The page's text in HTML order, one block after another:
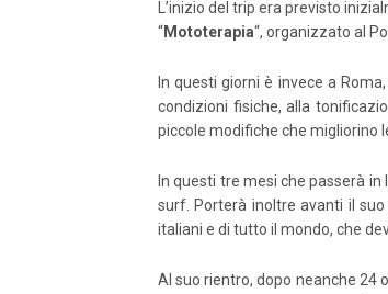
L’inizio del trip era previsto
“Mototerapia“, organizzato al
In questi giorni è invece a
condizioni fisiche, alla
piccole modifiche che migliorino
In questi tre mesi che passerà
surf. Porterà inoltre avanti il
italiani e di tutto il mondo, che
Al suo rientro, dopo neanche 24